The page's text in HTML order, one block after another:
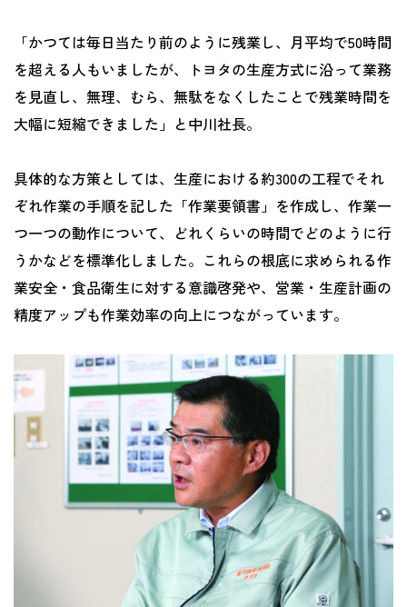
「かつては毎日当たり前のように残業し、月平均で50時間
を超える人もいましたが、トヨタの生産方式に沿って業務
を見直し、無理、むら、無駄をなくしたことで残業時間を
大幅に短縮できました」と中川社長。
具体的な方策としては、生産における約300の工程でそれ
ぞれ作業の手順を記した「作業要領書」を作成し、作業一
つ一つの動作について、どれくらいの時間でどのように行
うかなどを標準化しました。これらの根底に求められる作
業安全・食品衛生に対する意識啓発や、営業・生産計画の
精度アップも作業効率の向上につながっています。